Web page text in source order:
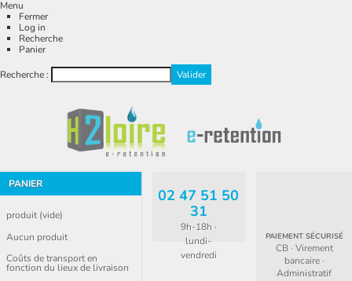
Menu
Fermer
Log in
Recherche
Panier
Recherche :
PANIER
produit (vide)
Aucun produit
Coûts de transport en
fonction du lieux de livraison
02 47 51 50
31
9h-18h ·
lundi-
vendredi
PAIEMENT SÉCURISÉ
CB · Virement
bancaire ·
Administratif